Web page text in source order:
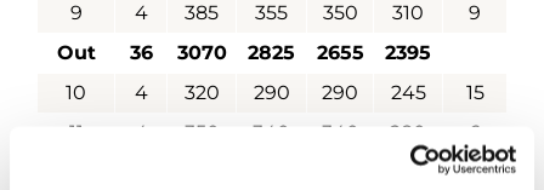
9
4 385 355 350 310
9
Out
36 3070 2825 2655
2395
10
4 320 290 290 245
15
11
4 350 340 340 280
6
115
16